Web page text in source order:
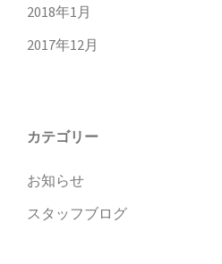
2018年1月
2017年12月
カテゴリー
お知らせ
スタッフブログ